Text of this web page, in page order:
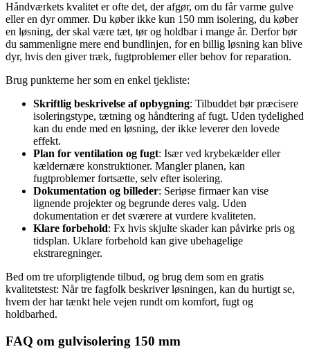
Håndværkets kvalitet er ofte det, der afgør, om du får varme gulve
eller en dyr ommer. Du køber ikke kun 150 mm isolering, du køber
en løsning, der skal være tæt, tør og holdbar i mange år. Derfor bør
du sammenligne mere end bundlinjen, for en billig løsning kan blive
dyr, hvis den giver træk, fugtproblemer eller behov for reparation.
Brug punkterne her som en enkel tjekliste:
Skriftlig beskrivelse af opbygning: Tilbuddet bør præcisere
isoleringstype, tætning og håndtering af fugt. Uden tydelighed
kan du ende med en løsning, der ikke leverer den lovede
effekt.
Plan for ventilation og fugt: Især ved krybekælder eller
kældernære konstruktioner. Mangler planen, kan
fugtproblemer fortsætte, selv efter isolering.
Dokumentation og billeder: Seriøse firmaer kan vise
lignende projekter og begrunde deres valg. Uden
dokumentation er det sværere at vurdere kvaliteten.
Klare forbehold: Fx hvis skjulte skader kan påvirke pris og
tidsplan. Uklare forbehold kan give ubehagelige
ekstraregninger.
Bed om tre uforpligtende tilbud, og brug dem som en gratis
kvalitetstest: Når tre fagfolk beskriver løsningen, kan du hurtigt se,
hvem der har tænkt hele vejen rundt om komfort, fugt og
holdbarhed.
FAQ om gulvisolering 150 mm